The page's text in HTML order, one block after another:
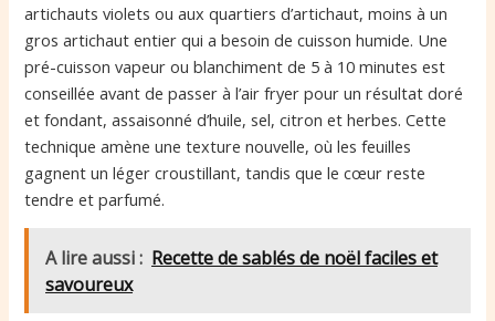
artichauts violets ou aux quartiers d’artichaut, moins à un
gros artichaut entier qui a besoin de cuisson humide. Une
pré-cuisson vapeur ou blanchiment de 5 à 10 minutes est
conseillée avant de passer à l’air fryer pour un résultat doré
et fondant, assaisonné d’huile, sel, citron et herbes. Cette
technique amène une texture nouvelle, où les feuilles
gagnent un léger croustillant, tandis que le cœur reste
tendre et parfumé.
A lire aussi : Recette de sablés de noël faciles et
savoureux